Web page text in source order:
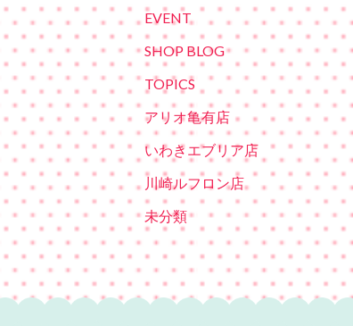
EVENT
SHOP BLOG
TOPICS
アリオ亀有店
いわきエブリア店
川崎ルフロン店
未分類